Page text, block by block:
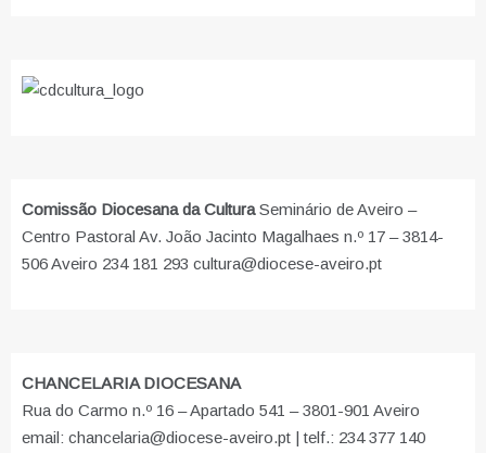
Comissão Diocesana da CulturaSeminário de Aveiro –
Centro Pastoral Av. João Jacinto Magalhaes n.º 17 – 3814-
506 Aveiro 234 181 293 cultura@diocese-aveiro.pt
CHANCELARIA DIOCESANA
Rua do Carmo n.º 16 – Apartado 541 – 3801-901 Aveiro
email: chancelaria@diocese-aveiro.pt | telf.: 234 377 140